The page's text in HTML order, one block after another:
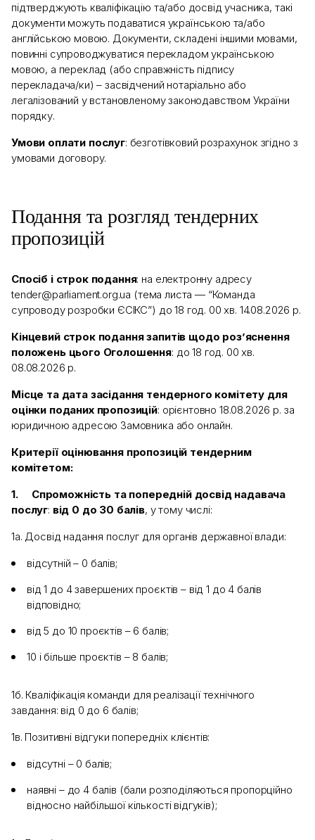
підтверджують кваліфікацію та/або досвід учасника, такі
документи можуть подаватися українською та/або
англійською мовою. Документи, складені іншими мовами,
повинні супроводжуватися перекладом українською
мовою, а переклад (або справжність підпису
перекладача/ки) – засвідчений нотаріально або
легалізований у встановленому законодавством України
порядку.
Умови оплати послуг: безготівковий розрахунок згідно з
умовами договору.
Подання та розгляд тендерних
пропозицій
Спосіб і строк подання: на електронну адресу
tender@parliament.org.ua (тема листа — “Команда
супроводу розробки ЄСІКС”) до 18 год. 00 хв. 14.08.2026 р.
Кінцевий строк подання запитів щодо роз’яснення
положень цього Оголошення: до 18 год. 00 хв.
08.08.2026 р.
Місце та дата засідання тендерного комітету для
оцінки поданих пропозицій: орієнтовно 18.08.2026 р. за
юридичною адресою Замовника або онлайн.
Критерії оцінювання пропозицій тендерним
комітетом:
1.
Спроможність та попередній досвід надавача
послуг: від 0 до 30 балів, у тому числі:
1а. Досвід надання послуг для органів державної влади:
відсутній – 0 балів;
від 1 до 4 завершених проєктів – від 1 до 4 балів
відповідно;
від 5 до 10 проєктів – 6 балів;
10 і більше проєктів – 8 балів;
1б. Кваліфікація команди для реалізації технічного
завдання: від 0 до 6 балів;
1в. Позитивні відгуки попередніх клієнтів:
відсутні – 0 балів;
наявні – до 4 балів (бали розподіляються пропорційно
відносно найбільшої кількості відгуків);